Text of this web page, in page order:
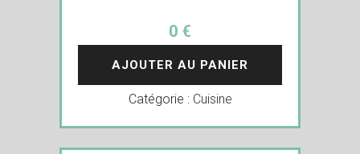
0 €
AJOUTER AU PANIER
Catégorie : Cuisine